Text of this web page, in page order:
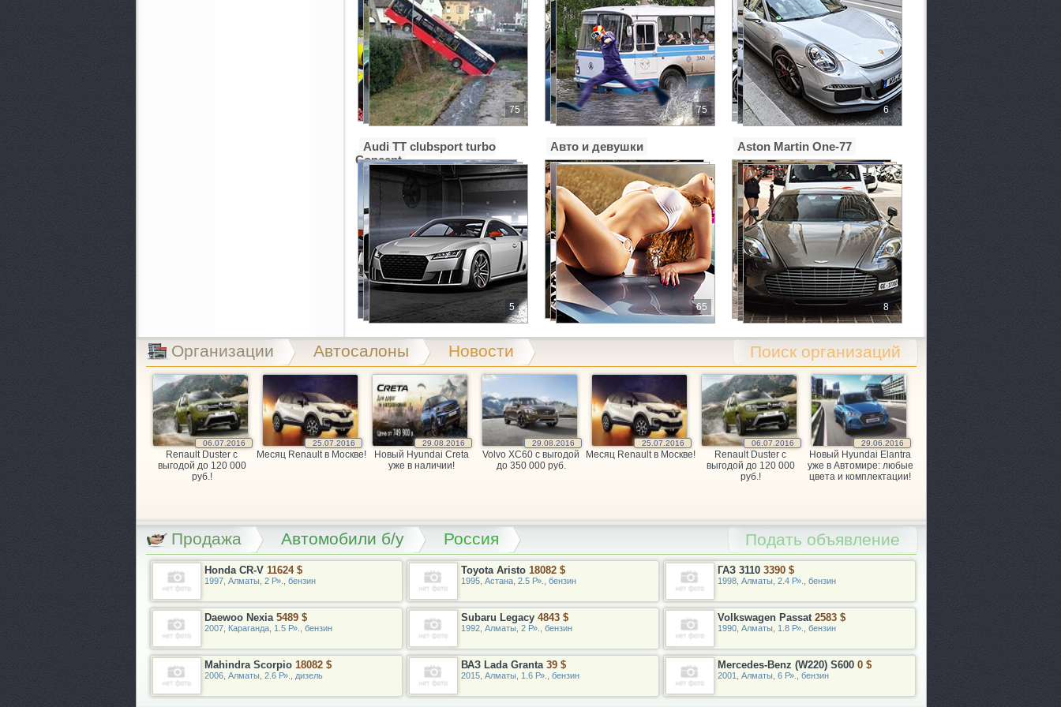
75 75 6
5
Audi TT clubsport turbo
Concept
65
Авто и девушки
8
Aston Martin One-77
Поиск организаций
Организации Автосалоны Новости
06.07.2016
Renault Duster с
выгодой до 120 000
руб.!
25.07.2016
Месяц Renault в Москве!
29.08.2016
Новый Hyundai Creta
уже в наличии!
29.08.2016
Volvo XC60 c выгодой
до 350 000 руб.
25.07.2016
Месяц Renault в Москве!
06.07.2016
Renault Duster с
выгодой до 120 000
руб.!
29.06.2016
Новый Hyundai Elantra
уже в Автомире: любые
цвета и комплектации!
Подать объявление
Продажа Автомобили б/у Россия
Honda CR-V 11624 $
1997, Алматы, 2 Р»., бензин
Toyota Aristo 18082 $
1995, Астана, 2.5 Р»., бензин
ГАЗ 3110 3390 $
1998, Алматы, 2.4 Р»., бензин
Daewoo Nexia 5489 $
2007, Караганда, 1.5 Р»., бензин
Subaru Legacy 4843 $
1992, Алматы, 2 Р»., бензин
Volkswagen Passat 2583 $
1990, Алматы, 1.8 Р»., бензин
Mahindra Scorpio 18082 $
2006, Алматы, 2.6 Р»., дизель
ВАЗ Lada Granta 39 $
2015, Алматы, 1.6 Р»., бензин
Mercedes-Benz (W220) S600 0 $
2001, Алматы, 6 Р»., бензин